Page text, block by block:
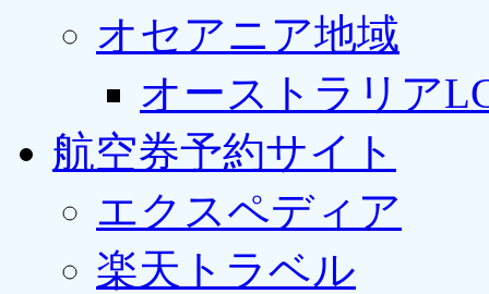
オセアニア地域
オーストラリア
航空券予約サイト
エクスペディア
楽天トラベル